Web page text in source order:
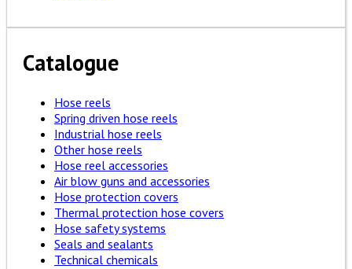
Catalogue
Hose reels
Spring driven hose reels
Industrial hose reels
Other hose reels
Hose reel accessories
Air blow guns and accessories
Hose protection covers
Thermal protection hose covers
Hose safety systems
Seals and sealants
Technical chemicals